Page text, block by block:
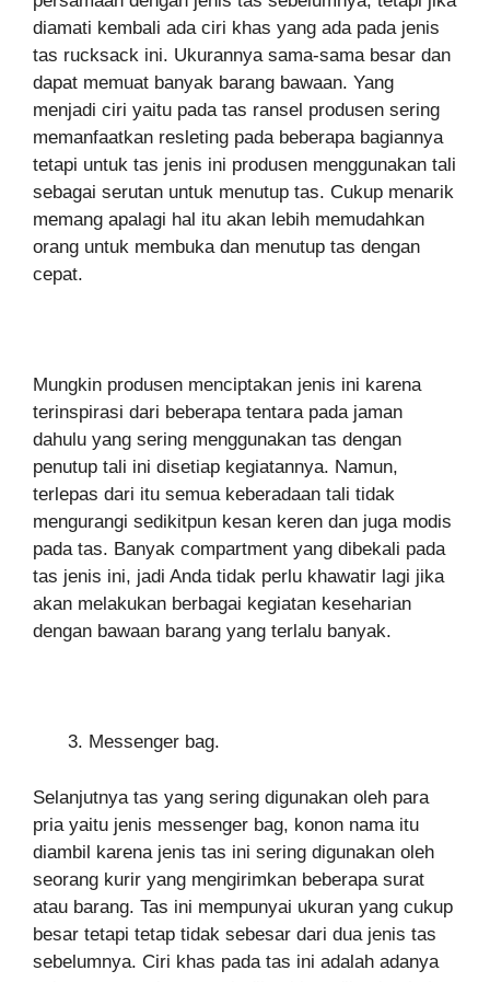
diamati kembali ada ciri khas yang ada pada jenis
tas rucksack ini. Ukurannya sama-sama besar dan
dapat memuat banyak barang bawaan. Yang
menjadi ciri yaitu pada tas ransel produsen sering
memanfaatkan resleting pada beberapa bagiannya
tetapi untuk tas jenis ini produsen menggunakan tali
sebagai serutan untuk menutup tas. Cukup menarik
memang apalagi hal itu akan lebih memudahkan
orang untuk membuka dan menutup tas dengan
cepat.
Mungkin produsen menciptakan jenis ini karena
terinspirasi dari beberapa tentara pada jaman
dahulu yang sering menggunakan tas dengan
penutup tali ini disetiap kegiatannya. Namun,
terlepas dari itu semua keberadaan tali tidak
mengurangi sedikitpun kesan keren dan juga modis
pada tas. Banyak compartment yang dibekali pada
tas jenis ini, jadi Anda tidak perlu khawatir lagi jika
akan melakukan berbagai kegiatan keseharian
dengan bawaan barang yang terlalu banyak.
Messenger bag.
Selanjutnya tas yang sering digunakan oleh para
pria yaitu jenis messenger bag, konon nama itu
diambil karena jenis tas ini sering digunakan oleh
seorang kurir yang mengirimkan beberapa surat
atau barang. Tas ini mempunyai ukuran yang cukup
besar tetapi tetap tidak sebesar dari dua jenis tas
sebelumnya. Ciri khas pada tas ini adalah adanya